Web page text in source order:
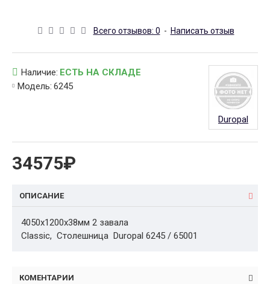
Всего отзывов: 0 - Написать отзыв
34575₽
Наличие: ЕСТЬ НА СКЛАДЕ
Модель: 6245
Duropal
ОПИСАНИЕ
4050x1200x38мм 2 завала
Classic, Столешница Duropal 6245 / 65001
КОМЕНТАРИИ